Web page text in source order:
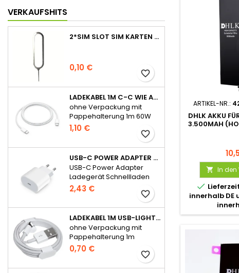
VERKAUFSHITS
2*SIM SLOT SIM KARTEN STIFT NADEL PIN TRAY ÖFFNER EJECT TOOL
0,10 €
favorite_border
LADEKABEL 1M C-C WIE APPLE ORIGINAL FÜR IPHONE 15 SERIE OHNE VERPACKUNG
ohne Verpackung mit
Pappehalterung 1m 60W
für iPhone 15 Serie
1,10 €
favorite_border
USB-C POWER ADAPTER LADEGERÄT SCHNELLLADEN 20W FÜR APPLE - OHNE VERPACKUNG
USB-C Power Adapter
Ladegerät Schnellladen
20W für Apple
2,43 €
favorite_border
LADEKABEL 1M USB-LIGHTNING WIE APPLE ORIGINAL OHNE VERPACKUNG
ohne Verpackung mit
Pappehalterung 1m
0,70 €
favorite_border
ARTIKEL-NR.:
DHLK AKKU
3.500MAH
 In den

innerhalb DE